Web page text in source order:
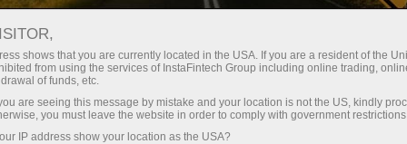
YEN MENGUKUH BERBANDING
MATA WANG UTAMA
shows that you are currently located in the USA. If you are a resident of the
from using the services of InstaFintech Group including online trading,
of funds, etc.
are seeing this message by mistake and your location is not the US, kindly
you must leave the website in order to comply with government
IP address show your location as the USA?